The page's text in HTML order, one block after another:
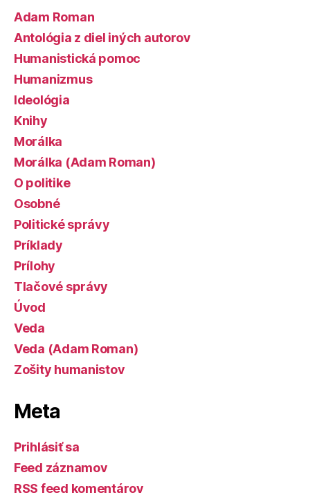
Adam Roman
Antológia z diel iných autorov
Humanistická pomoc
Humanizmus
Ideológia
Knihy
Morálka
Morálka (Adam Roman)
O politike
Osobné
Politické správy
Príklady
Prílohy
Tlačové správy
Úvod
Veda
Veda (Adam Roman)
Zošity humanistov
Meta
Prihlásiť sa
Feed záznamov
RSS feed komentárov